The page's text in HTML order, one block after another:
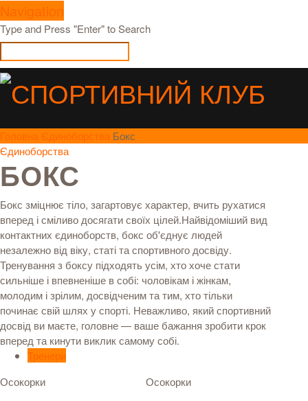
Navigation
Type and Press "Enter" to Search
Головна Єдиноборства Бокс
Єдиноборства
БОКС
Бокс зміцнює тіло, загартовує характер, вчить рухатися
вперед і сміливо досягати своїх цілей.Найвідоміший вид
контактних єдиноборств, бокс об'єднує людей
незалежно від віку, статі та спортивного досвіду.
Тренування з боксу підходять усім, хто хоче стати
сильніше і впевненіше в собі: чоловікам і жінкам,
молодим і зрілим, досвідченим та тим, хто тільки
починає свій шлях у спорті. Неважливо, який спортивний
досвід ви маєте, головне — ваше бажання зробити крок
вперед та кинути виклик самому собі.
Тренери
Осокорки
Осокорки